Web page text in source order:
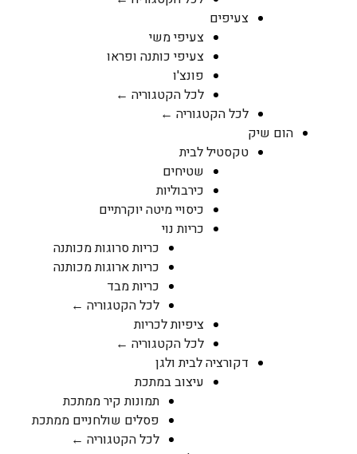
צעיפים
צעיפי משי
צעיפי כותנה ופראו
פונצ'ו
לכל הקטגוריה ←
לכל הקטגוריה ←
הום שיק
טקסטיל לבית
שטיחים
כירבוליות
כיסויי מיטה יוקרתיים
כריות נוי
כריות סרוגות מכותנה
כריות ארוגות מכותנה
כריות מבד
לכל הקטגוריה ←
ציפיות לכריות
לכל הקטגוריה ←
דקורציה לבית ולגן
עיצוב במתכת
תמונות קיר ממתכת
פסלים שולחניים ממתכת
לכל הקטגוריה ←